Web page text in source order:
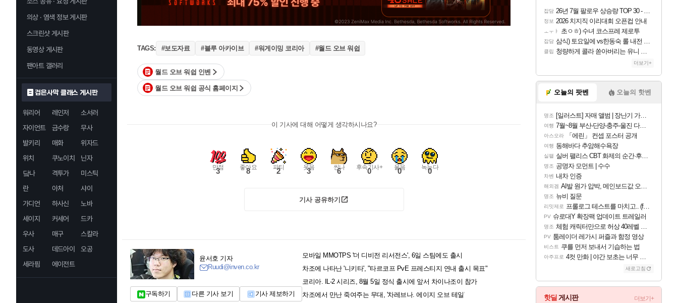
의상 · 염색 정보 게시판
스크린샷 게시판
동영상 게시판
팬아트 갤러리
검은사막 클래스 게시판
워리어 레인저
소서러
자이언트
금수랑
무사
발키리
매화
위자드
위치
쿠노이치
닌자
닼나
격투가
미스틱
란
아처
샤이
가디언
하사신
노바
세이지
커세어
드카
우사
매구
스칼라
도사
데드아이
오공
세라핌
에이전트
TAGS: #보도자료 #블루 아카이브 #워게이밍 코리아 #월드 오브 워쉽
월드 오브 워쉽 인벤
월드 오브 워쉽 공식 홈페이지
이 기사에 대해 어떻게 생각하시나요?
만점
3 좋아요
8 파티
2 웃음
3 씬나
6 후속기사+
0 울음
0 녹는다
0
기사 공유하기
윤서호 기자
Ruudi@inven.co.kr
구독하기 다른 기사 보기 기사 제보하기
모바일 MMOTPS '더 디비전 리서전스', 6일 스팀에도 출시
차조에 나타난 '니키타', "타르코프 PvE 프레스티지 연내 출시 목표"
코리아. IL-2 시리즈, 8월 5일 정식 출시에 앞서 차이나조이 참가
차조에서 만난 죽여주는 무대, '차레브나. 에이지 오브 테일'
잡담 26년 7월 팔로우 상승량 TOP 30 - 월간 치지직
정보 2026 치지직 이리대회 오픈컵 안내
ㅗㅜㅑ 초ㅇㅎ) 수녀 코스프레 제로투
잡담 삼식) 토요일에 vs한동숙 롤 내전 예정
클립 청량하게 콜라 쏟아버리는 유니 ㅋㅋㅋ
더보기+
오늘의 팟벤 오늘의 핫벤
명조 [일러스트] 자매 앨범 | 장난기 가득한 오후의 공원 (리메이크판)
여행 7월~8월 부산-단양-충주-울진 다녀왔어요~
아스오라 「에린」 컨셉 포스터 공개
여행 동해바다 추암해수욕장
실팰 실버 팰리스 CBT 화제의 순간·후기 모음
명조 공명자 모먼트 | 수수
차벤 내차 인증
해외겜 AI발 원가 압박, 메인보드값 오르나
명조 뉴비 질문
리밋제로 프롤로그 테스트를 마치고.. (feat. 리아)
PV 슈로대Y 확장팩 업데이트 트레일러
명조 체험 캐릭터만으로 허상 40레벨 하이와티아 5분 컷!｜에이메스·린네·모니에 명함
PV 툼레이더 레가시 퍼즐과 함정 영상
비스트 쿠를 먼저 보내서 기습하는 법
아주프로 4컷 만화 | 야간 보초는 너무 힘들어
새로고침
핫딜 게시판 더보기+